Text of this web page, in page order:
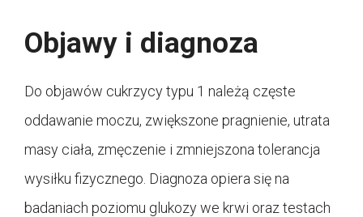
Objawy i diagnoza
Do objawów cukrzycy typu 1 należą częste
oddawanie moczu, zwiększone pragnienie, utrata
masy ciała, zmęczenie i zmniejszona tolerancja
wysiłku fizycznego. Diagnoza opiera się na
badaniach poziomu glukozy we krwi oraz testach